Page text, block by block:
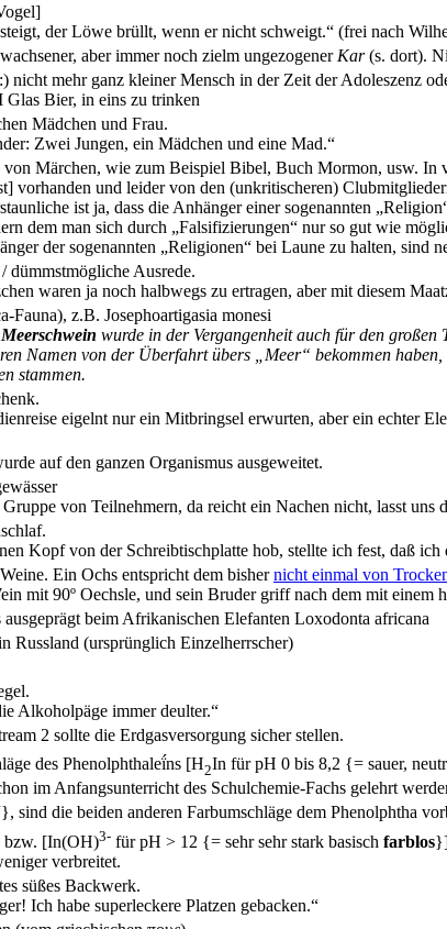
der Löwe brüllt, wenn er nicht schweigt.“ (frei nach
aber immer noch zielm ungezogener Kar(s. dort).
nicht mehr ganz kleiner Mensch in der Zeit der Adoleszenz
Glas Bier, in eins zu trinken
Mädchen und Frau.
Zwei Jungen, ein Mädchen und eine Mad.“
Märchen, wie zum Beispiel Bibel, Buch Mormon, usw. In
vorhanden und leider von den (unkritischeren)
ist ja, dass die Anhänger einer sogenannten
dem man sich durch „Falsifizierungen“ nur so gut wie
der sogenannten „Religionen“ bei Laune zu halten, sind
dümmstmögliche Ausrede.
waren ja noch halbwegs zu ertragen, aber mit diesem
Fauna), z.B. Josephoartigasia monesi
Meerschwein wurde in der Vergangenheit auch für den
Namen von der Überfahrt übers „Meer“ bekommen
stammen.
eigelnt nur ein Mitbringsel erwurten, aber ein echter
auf den ganzen Organismus ausgeweitet.
von Teilnehmern, da reicht ein Nachen nicht, lasst uns
Kopf von der Schreibtischplatte hob, stellte ich fest, daß
Ein Ochs entspricht dem bishernicht einmal von
mit 90º Oechsle, und sein Bruder griff nach dem mit einem
ausgeprägt beim Afrikanischen Elefanten Loxodonta africana
Russland (ursprünglich Einzelherrscher)
Alkoholpäge immer deulter.“
2 sollte die Erdgasversorgung sicher stellen.
des Phenolphthaleḯns [H2In für pH 0 bis 8,2 {= sauer,
im Anfangsunterricht des Schulchemie-Fachs gelehrt
sind die beiden anderen Farbumschläge dem Phenolphtha
[In(OH)3- für pH > 12 {= sehr sehr stark basisch farblos
verbreitet.
süßes Backwerk.
Ich habe superleckere Platzen gebacken.“